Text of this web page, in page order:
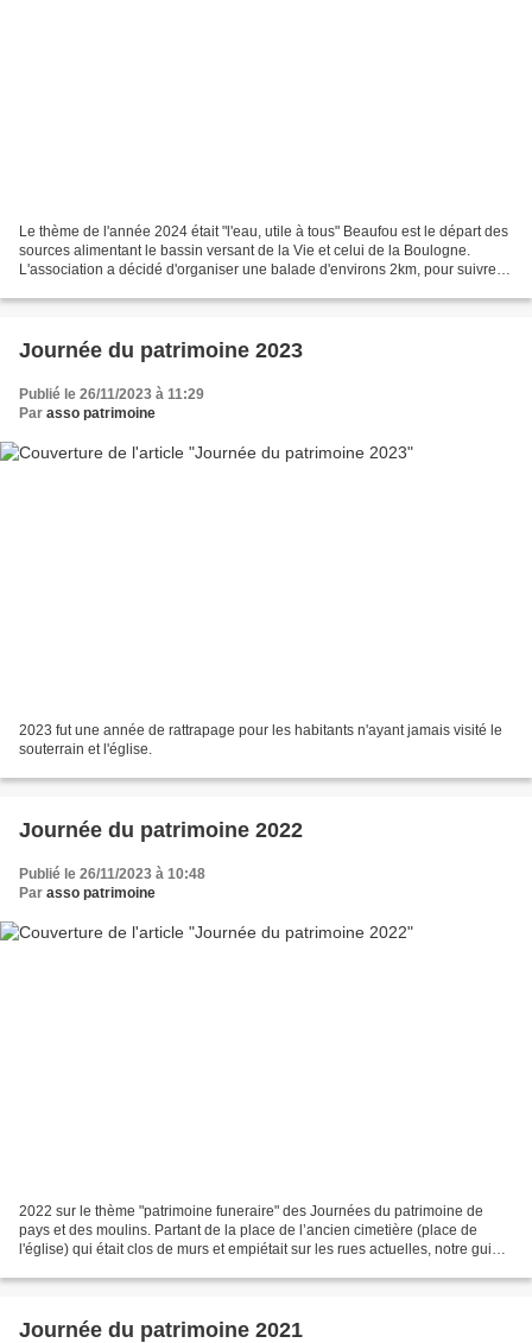
Le thème de l'année 2024 était "l'eau, utile à tous" Beaufou est le départ des
sources alimentant le bassin versant de la Vie et celui de la Boulogne.
L'association a décidé d'organiser une balade d'environs 2km, pour suivre
Journée du patrimoine 2023
Publié le 26/11/2023 à 11:29
Par asso patrimoine
2023 fut une année de rattrapage pour les habitants n'ayant jamais visité le
souterrain et l'église.
Journée du patrimoine 2022
Publié le 26/11/2023 à 10:48
Par asso patrimoine
2022 sur le thème "patrimoine funeraire" des Journées du patrimoine de
pays et des moulins. Partant de la place de l’ancien cimetière (place de
l'église) qui était clos de murs et empiétait sur les rues actuelles, notre guide
Journée du patrimoine 2021